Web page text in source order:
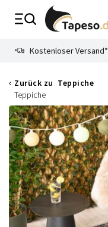
Zusammenbruch
Kostenloser Versand*
Zurück zu Teppiche
Teppiche